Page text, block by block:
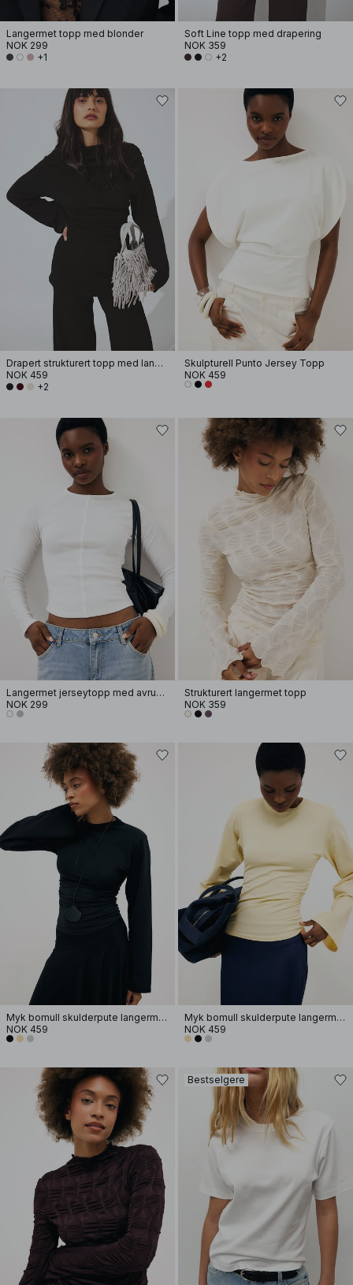
Langermet topp med blonder
NOK 299
+1
Soft Line topp med drapering
NOK 359
+2
Drapert strukturert topp med lange ermer
NOK 459
+2
Skulpturell Punto Jersey Topp
NOK 459
Langermet jerseytopp med avrundet kant
NOK 299
Strukturert langermet topp
NOK 359
Myk bomull skulderpute langermet T-skjorte
NOK 459
Myk bomull skulderpute langermet T-skjorte
NOK 459
Bestselgere